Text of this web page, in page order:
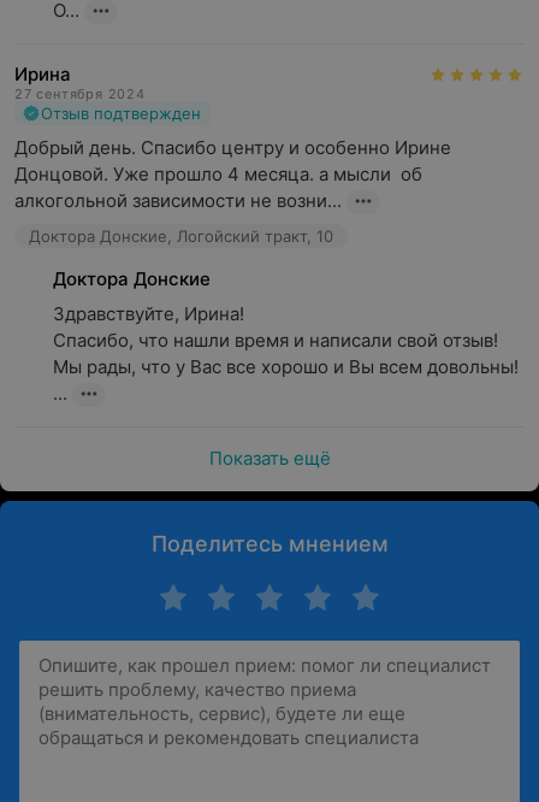
О...
Ирина
27 сентября 2024
Отзыв подтвержден
Добрый день. Спасибо центру и особенно Ирине
Донцовой. Уже прошло 4 месяца. а мысли  об
алкогольной зависимости не возни...
Доктора Донские, Логойский тракт, 10
Доктора Донские
Здравствуйте, Ирина!
Спасибо, что нашли время и написали свой отзыв!
Мы рады, что у Вас все хорошо и Вы всем довольны!
...
Показать ещё
Поделитесь мнением